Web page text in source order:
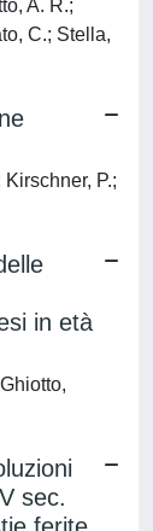
A. R.;
C.; Stella,
P.;
in età
sec.